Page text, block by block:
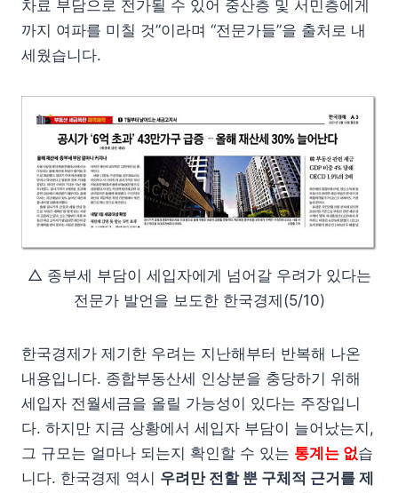
차료 부담으로 전가될 수 있어 중산층 및 서민층에게
까지 여파를 미칠 것”이라며 “전문가들”을 출처로 내
세웠습니다.
△ 종부세 부담이 세입자에게 넘어갈 우려가 있다는
전문가 발언을 보도한 한국경제(5/10)
한국경제가 제기한 우려는 지난해부터 반복해 나온
내용입니다. 종합부동산세 인상분을 충당하기 위해
세입자 전월세금을 올릴 가능성이 있다는 주장입니
다. 하지만 지금 상황에서 세입자 부담이 늘어났는지,
그 규모는 얼마나 되는지 확인할 수 있는 통계는 없습
니다. 한국경제 역시 우려만 전할 뿐 구체적 근거를 제